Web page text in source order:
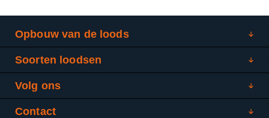
Opbouw van de loods
Soorten loodsen
Volg ons
Contact